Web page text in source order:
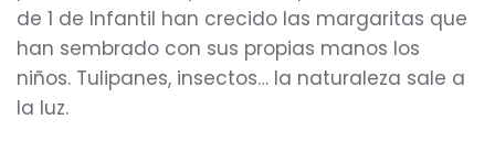
de 1 de Infantil han crecido las margaritas que
han sembrado con sus propias manos los
niños. Tulipanes, insectos… la naturaleza sale a
la luz.